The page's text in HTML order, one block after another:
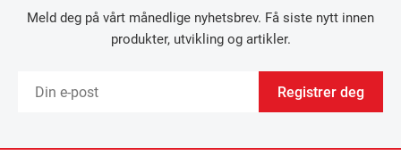
Meld deg på vårt månedlige nyhetsbrev. Få siste nytt innen
produkter, utvikling og artikler.
Registrer deg